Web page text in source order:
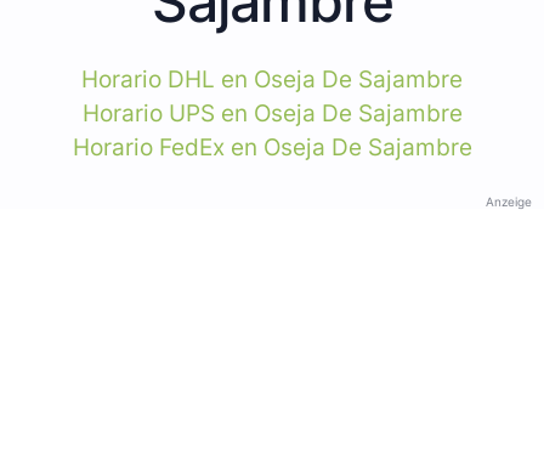
Horario DHL en Oseja De Sajambre
Horario UPS en Oseja De Sajambre
Horario FedEx en Oseja De Sajambre
Anzeige